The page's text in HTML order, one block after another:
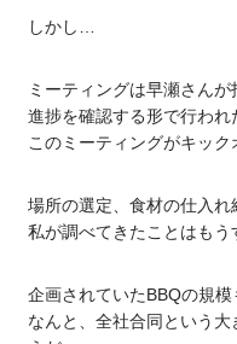
しかし…
ミーティングは早瀬さん
進捗を確認する形で行われ
このミーティングがキック
場所の選定、食材の仕入
私が調べてきたことはもう
企画されていたBBQの規模
なんと、全社合同という